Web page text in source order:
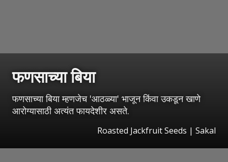
फणसाच्या बिया
फणसाच्या बिया म्हणजेच 'आठळ्या' भाजून किंवा उकडून खाणे
आरोग्यासाठी अत्यंत फायदेशीर असते.
Roasted Jackfruit Seeds | Sakal